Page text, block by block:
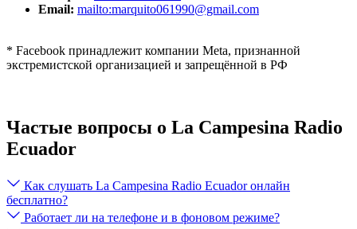
Email: mailto:marquito061990@gmail.com
* Facebook принадлежит компании Meta, признанной
экстремистской организацией и запрещённой в РФ
Частые вопросы о La Campesina Radio
Ecuador
Как слушать La Campesina Radio Ecuador онлайн
бесплатно?
Работает ли на телефоне и в фоновом режиме?